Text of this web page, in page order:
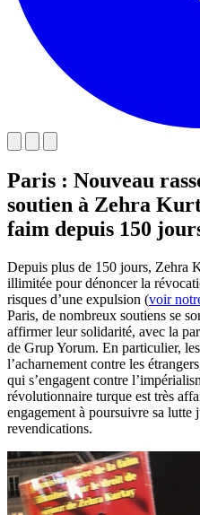
Paris : Nouveau
soutien à Zehra
faim depuis 150
Depuis plus de 150 jours, Zehra
illimitée pour dénoncer la
risques d’une expulsion (voir
Paris, de nombreux soutiens se
affirmer leur solidarité, avec la
de Grup Yorum. En particulier,
l’acharnement contre les
qui s’engagent contre
révolutionnaire turque est très
engagement à poursuivre sa lutte
revendications.